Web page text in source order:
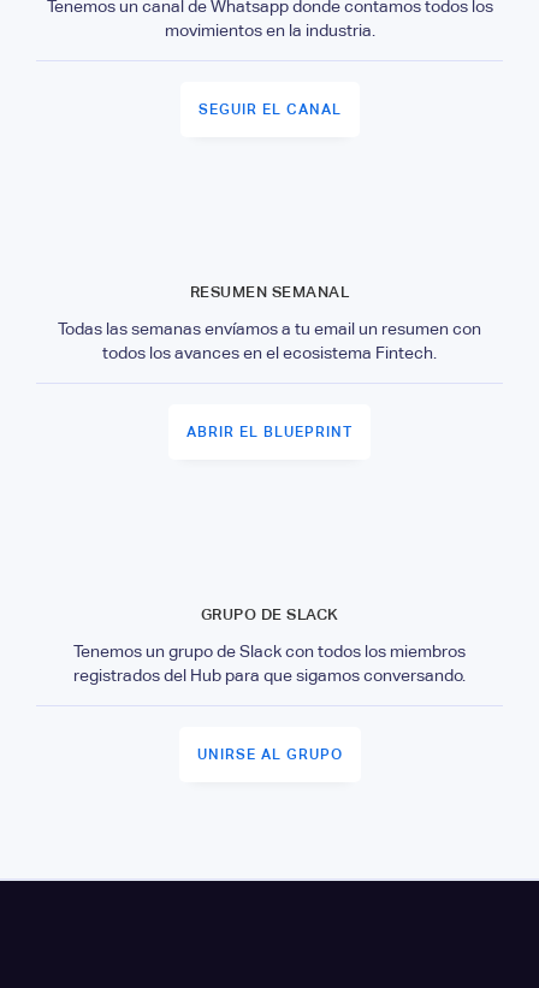
Tenemos un canal de Whatsapp donde contamos todos los
movimientos en la industria.
SEGUIR EL CANAL
RESUMEN SEMANAL
Todas las semanas envíamos a tu email un resumen con
todos los avances en el ecosistema Fintech.
ABRIR EL BLUEPRINT
GRUPO DE SLACK
Tenemos un grupo de Slack con todos los miembros
registrados del Hub para que sigamos conversando.
UNIRSE AL GRUPO